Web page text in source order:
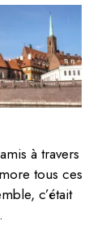
à travers
tous ces
c’était